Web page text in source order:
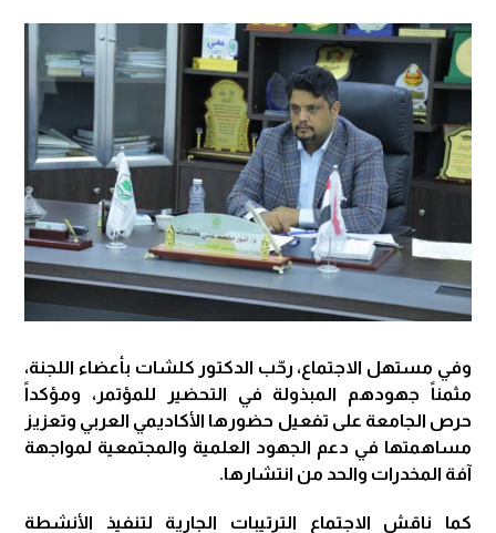
وفي مستهل الاجتماع، رحّب الدكتور كلشات بأعضاء اللجنة،
مثمناً جهودهم المبذولة في التحضير للمؤتمر، ومؤكداً
حرص الجامعة على تفعيل حضورها الأكاديمي العربي وتعزيز
مساهمتها في دعم الجهود العلمية والمجتمعية لمواجهة
آفة المخدرات والحد من انتشارها.
كما ناقش الاجتماع الترتيبات الجارية لتنفيذ الأنشطة